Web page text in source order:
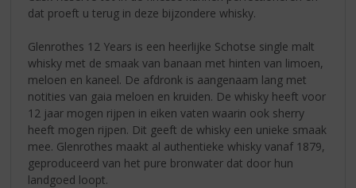
dat proeft u terug in deze bijzondere whisky.
Glenrothes 12 Years is een heerlijke Schotse single malt
whisky met de smaak van banaan met hinten van limoen,
meloen en kaneel. De afdronk is aangenaam lang met
notities van gaia meloen en kruiden. De whisky heeft voor
12 jaar mogen rijpen in eiken vaten waarin ook sherry
heeft mogen rijpen. Dit geeft de whisky een unieke smaak
mee. Glenrothes maakt al authentieke whisky vanaf 1879,
geproduceerd van het pure bronwater dat door hun
landgoed loopt.